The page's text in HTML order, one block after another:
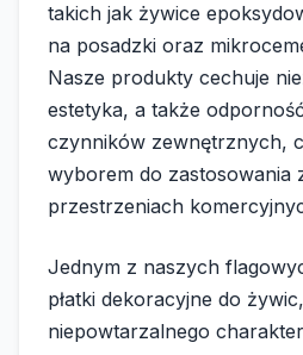
takich jak żywice
na posadzki oraz
Nasze produkty cechuje
estetyka, a także
czynników zewnętrznych,
wyborem do zastosowania
przestrzeniach
Jednym z naszych
płatki dekoracyjne do
niepowtarzalnego